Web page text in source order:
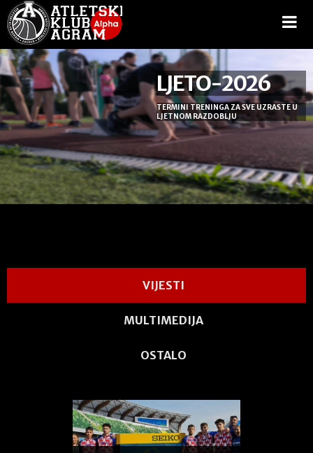
LJETO-2026
TERMINI TRENINGA ZA SVE UZRASTE U
LJETNOM RAZDOBLJU
VIJESTI
MULTIMEDIJA
OSTALO